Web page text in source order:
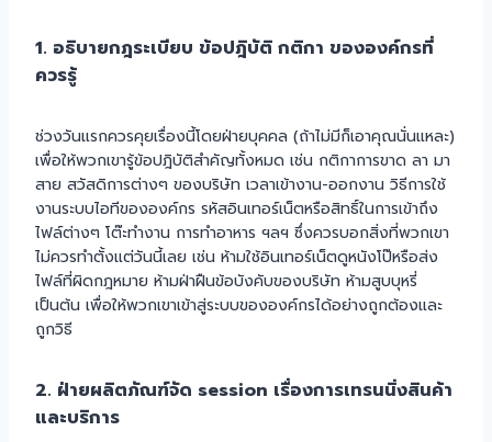
1. อธิบายกฎระเบียบ ข้อปฎิบัติ กติกา ขององค์กรที่
ควรรู้
ช่วงวันแรกควรคุยเรื่องนี้โดยฝ่ายบุคคล (ถ้าไม่มีก็เอาคุณนั่นแหละ)
เพื่อให้พวกเขารู้ข้อปฎิบัติสำคัญทั้งหมด เช่น กติกาการขาด ลา มา
สาย สวัสดิการต่างๆ ของบริษัท เวลาเข้างาน-ออกงาน วิธีการใช้
งานระบบไอทีขององค์กร รหัสอินเทอร์เน็ตหรือสิทธิ์ในการเข้าถึง
ไฟล์ต่างๆ โต๊ะทำงาน การทำอาหาร ฯลฯ ซึ่งควรบอกสิ่งที่พวกเขา
ไม่ควรทำตั้งแต่วันนี้เลย เช่น ห้ามใช้อินเทอร์เน็ตดูหนังโป๊หรือส่ง
ไฟล์ที่ผิดกฎหมาย ห้ามฝ่าฝืนข้อบังคับของบริษัท ห้ามสูบบุหรี่
เป็นต้น เพื่อให้พวกเขาเข้าสู่ระบบขององค์กรได้อย่างถูกต้องและ
ถูกวิธี
2. ฝ่ายผลิตภัณฑ์จัด session เรื่องการเทรนนิ่งสินค้า
และบริการ